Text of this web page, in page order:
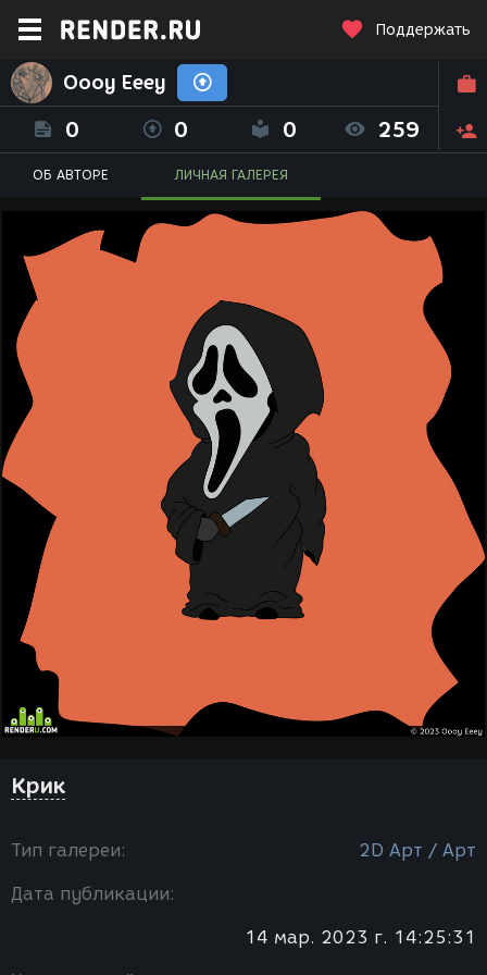
Поддержать
Oooy Eeey
0 0 0 259
ОБ АВТОРЕ ЛИЧНАЯ ГАЛЕРЕЯ
Крик
Тип галереи: 2D Арт / Арт
Дата публикации:
14 мар. 2023 г. 14:25:31